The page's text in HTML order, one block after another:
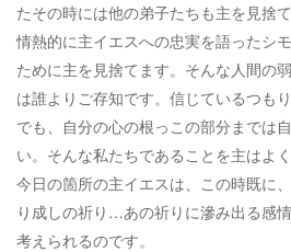
たその時には他の弟子たちも主を見捨
情熱的に主イエスへの忠実を語ったシ
ために主を見捨てます。そんな人間の
は誰よりご存知です。信じているつも
でも、自分の心の根っこの部分までは
い。そんな私たちであることを主はよ
今日の箇所の主イエスは、この時既に
り成しの祈り…あの祈りに滲み出る感
考えられるのです。